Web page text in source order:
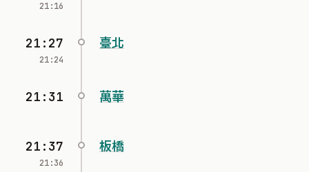
21:16
21:27
21:24
臺北
21:31 萬華
21:37
21:36
板橋